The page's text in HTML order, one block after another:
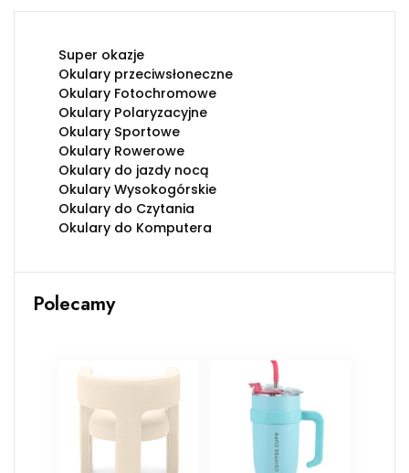
Super okazje
Okulary przeciwsłoneczne
Okulary Fotochromowe
Okulary Polaryzacyjne
Okulary Sportowe
Okulary Rowerowe
Okulary do jazdy nocą
Okulary Wysokogórskie
Okulary do Czytania
Okulary do Komputera
Polecamy